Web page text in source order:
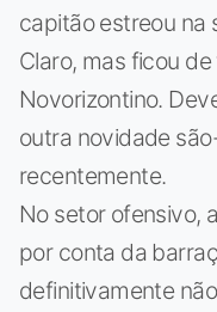
capitão estreou na
Claro, mas ficou
Novorizontino.
outra novidade
recentemente.
No setor ofensivo,
por conta da
definitivamente